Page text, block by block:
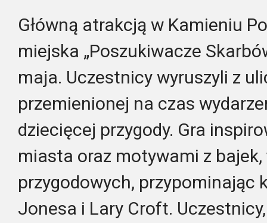
Główną atrakcją w Kamieniu
miejska „Poszukiwacze
maja. Uczestnicy wyruszyli z
przemienionej na czas
dziecięcej przygody. Gra
miasta oraz motywami z
przygodowych, przypominając
Jonesa i Lary Croft.